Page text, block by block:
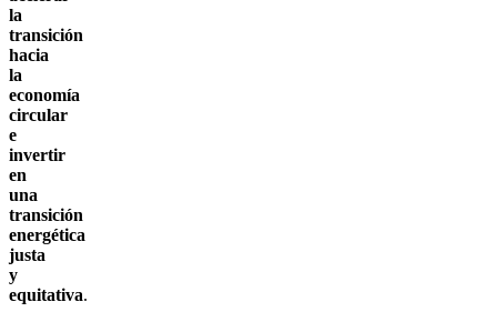
la
transición
hacia
la
economía
circular
e
invertir
en
una
transición
energética
justa
y
equitativa.